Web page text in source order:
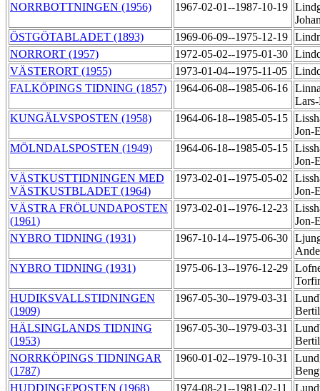
NORRBOTTNINGEN (1956)
1967-02-01--1987-10-19
ÖSTGÖTABLADET (1893)
1969-06-09--1975-12-19
NORRORT (1957)
1972-05-02--1975-01-30
VÄSTERORT (1955)
1973-01-04--1975-11-05
FALKÖPINGS TIDNING (1857)
1964-06-08--1985-06-16
KUNGÄLVSPOSTEN (1958)
1964-06-18--1985-05-15
Jon-
MÖLNDALSPOSTEN (1949)
1964-06-18--1985-05-15
Jon-
VÄSTKUSTTIDNINGEN MED
VÄSTKUSTBLADET (1964)
1973-02-01--1975-05-02
Jon-
VÄSTRA FRÖLUNDAPOSTEN
(1961)
1973-02-01--1976-12-23
Jon-
NYBRO TIDNING (1931)
1967-10-14--1975-06-30
NYBRO TIDNING (1931)
1975-06-13--1976-12-29
HUDIKSVALLSTIDNINGEN
(1909)
1967-05-30--1979-03-31
HÄLSINGLANDS TIDNING
(1953)
1967-05-30--1979-03-31
NORRKÖPINGS TIDNINGAR
(1787)
1960-01-02--1979-10-31
HUDDINGEPOSTEN (1968)
1974-08-21--1981-02-11